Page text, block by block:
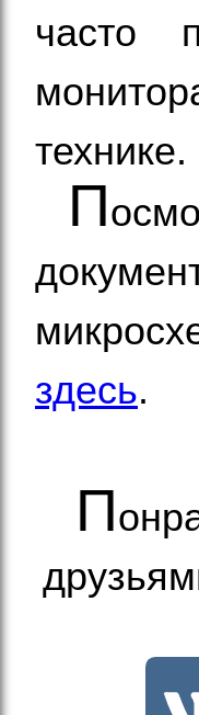
часто
технике.
П
здесь.
П